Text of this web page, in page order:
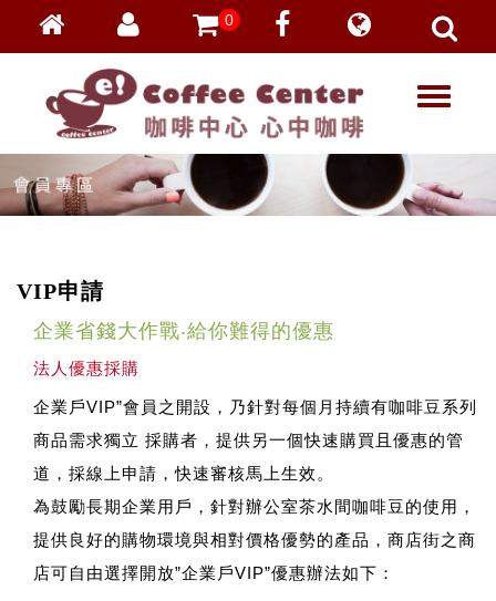
會員登入
忘記密碼
加入會員
VIP登入
VIP申請
0
T
l
e
i
o
VIP申請
企業省錢大作戰‧給你難得的優惠
法人優惠採購
企業戶VIP”會員之開設，乃針對每個月持續有咖啡豆系列
商品需求獨立 採購者，提供另一個快速購買且優惠的管
道，採線上申請，快速審核馬上生效。
為鼓勵長期企業用戶，針對辦公室茶水間咖啡豆的使用，
提供良好的購物環境與相對價格優勢的產品，商店街之商
店可自由選擇開放”企業戶VIP”優惠辦法如下：